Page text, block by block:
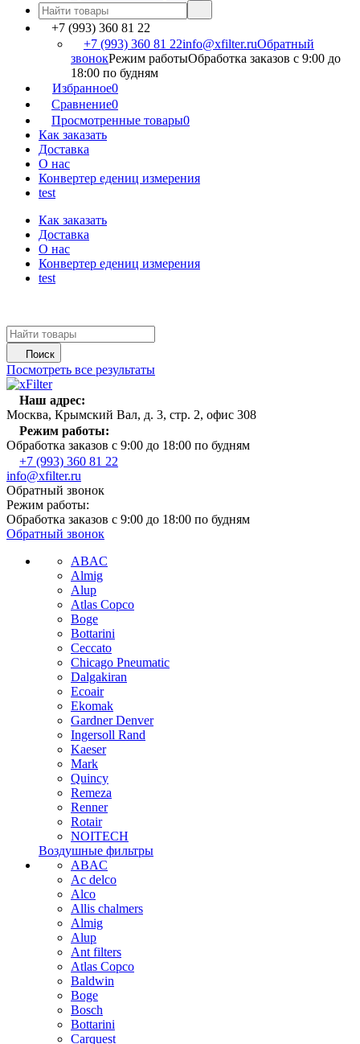
+7 (993) 360 81 22
+7 (993) 360 81 22info@xfilter.ruОбратный
звонокРежим работыОбработка заказов с 9:00 до
18:00 по будням
Избранное0
Сравнение0
Просмотренные товары0
Как заказать
Доставка
О нас
Конвертер едениц измерения
test
Как заказать
Доставка
О нас
Конвертер едениц измерения
test
Поиск
Посмотреть все результаты
Наш адрес:
Москва, Крымский Вал, д. 3, стр. 2, офис 308
Режим работы:
Обработка заказов с 9:00 до 18:00 по будням
+7 (993) 360 81 22
info@xfilter.ru
Обратный звонок
Режим работы:
Обработка заказов с 9:00 до 18:00 по будням
Обратный звонок
ABAC
Almig
Alup
Atlas Copco
Boge
Bottarini
Ceccato
Chicago Pneumatic
Dalgakiran
Ecoair
Ekomak
Gardner Denver
Ingersoll Rand
Kaeser
Mark
Quincy
Remeza
Renner
Rotair
NOITECH
Воздушные фильтры
ABAC
Ac delco
Alco
Allis chalmers
Almig
Alup
Ant filters
Atlas Copco
Baldwin
Boge
Bosch
Bottarini
Carquest